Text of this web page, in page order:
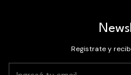
Registrate y